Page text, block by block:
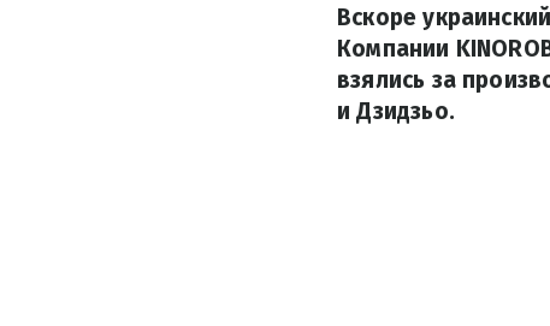
Вскоре
Компании
взялись за
и Дзидзьо.